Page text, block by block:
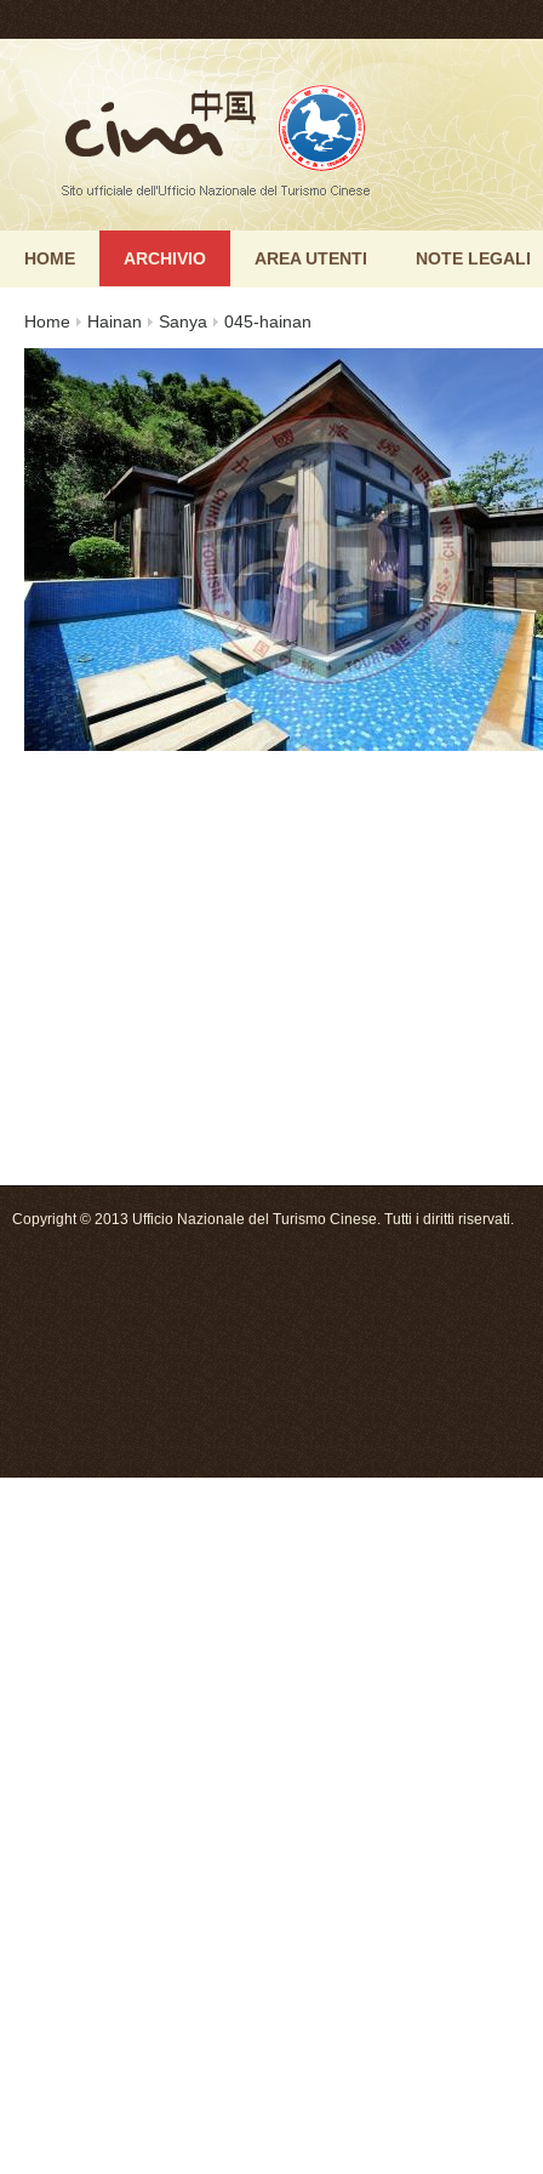
HOME ARCHIVIO AREA UTENTI NOTE LEGALI
Home Hainan Sanya 045-hainan
Copyright © 2013 Ufficio Nazionale del Turismo Cinese. Tutti i diritti riservati.